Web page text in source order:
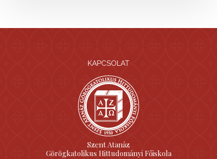
KAPCSOLAT
Szent Atanáz
Görögkatolikus Hittudományi Főiskola